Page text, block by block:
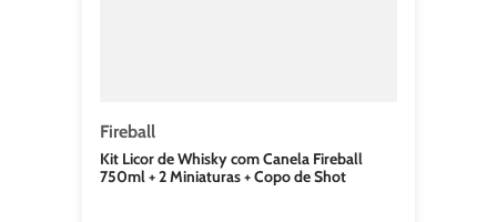
Fireball
Kit Licor de Whisky com Canela Fireball
750ml + 2 Miniaturas + Copo de Shot